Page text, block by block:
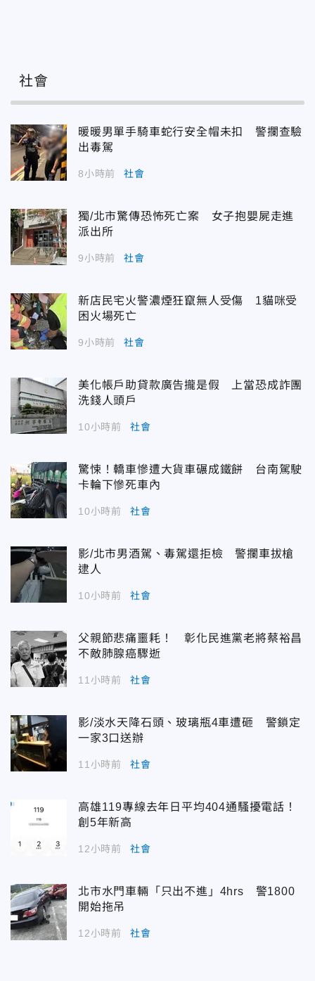
社會
暖暖男單手騎車蛇行安全帽未扣 警攔查驗
出毒駕
8小時前 社會
獨/北市驚傳恐怖死亡案 女子抱嬰屍走進
派出所
9小時前 社會
新店民宅火警濃煙狂竄無人受傷 1貓咪受
困火場死亡
9小時前 社會
美化帳戶助貸款廣告攏是假 上當恐成詐團
洗錢人頭戶
10小時前 社會
驚悚！轎車慘遭大貨車碾成鐵餅 台南駕駛
卡輪下慘死車內
10小時前 社會
影/北市男酒駕、毒駕還拒檢 警攔車拔槍
逮人
10小時前 社會
父親節悲痛噩耗！ 彰化民進黨老將蔡裕昌
不敵肺腺癌驟逝
11小時前 社會
影/淡水天降石頭、玻璃瓶4車遭砸 警鎖定
一家3口送辦
11小時前 社會
高雄119專線去年日平均404通騷擾電話！
創5年新高
12小時前 社會
北市水門車輛「只出不進」4hrs 警1800
開始拖吊
12小時前 社會